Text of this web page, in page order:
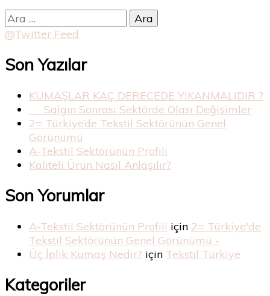
Arama:
@Twitter Feed
Son Yazılar
KUMAŞLAR KAÇ DERECEDE YIKANMALIDIR ?
Salgın Sonrası Sektörde Olası Değişimler
2= Türkiye’de Tekstil Sektörünün Genel
Görünümü
A-Tekstil Sektörünün Profili
Kaliteli Ürün Nasıl Anlaşılır?
Son Yorumlar
A-Tekstil Sektörünün Profili için 2= Türkiye'de
Tekstil Sektörünün Genel Görünümü -
Üç İplik Kumaş Nedir? için Tekstil Türkiye
Kategoriler